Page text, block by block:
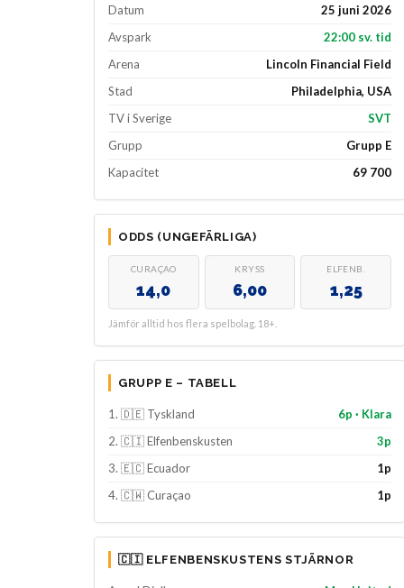
Datum
25 juni 2026
Avspark
22:00 sv. tid
Arena
Lincoln Financial Field
Stad
Philadelphia, USA
TV i Sverige
SVT
Grupp
Grupp E
Kapacitet
69 700
ODDS (UNGEFÄRLIGA)
CURAÇAO
14,0
KRYSS
6,00
ELFENB.
1,25
Jämför alltid hos flera spelbolag. 18+.
GRUPP E – TABELL
1. 🇩🇪 Tyskland
6p · Klara
2. 🇨🇮 Elfenbenskusten
3p
3. 🇪🇨 Ecuador
1p
4. 🇨🇼 Curaçao
1p
🇨🇮 ELFENBENSKUSTENS STJÄRNOR